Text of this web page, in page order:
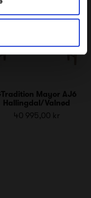
Mayor AJ6
Hallingdal/Valnød
40 995,00 kr